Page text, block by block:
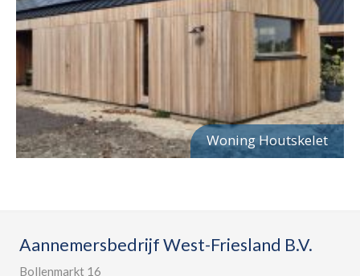
Woning Houtskelet
Aannemersbedrijf West-Friesland B.V.
Bollenmarkt 16